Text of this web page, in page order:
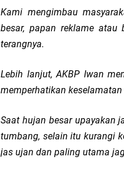
Kami mengimbau
besar, papan reklame atau
terangnya.
Lebih lanjut, AKBP Iwan
memperhatikan
Saat hujan besar upayakan
tumbang, selain itu kurangi
jas ujan dan paling utama